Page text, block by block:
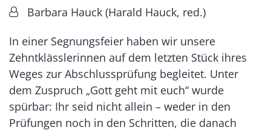
Von:Barbara Hauck (Harald Hauck, red.)
In einer Segnungsfeier haben wir unsere
Zehntklässlerinnen auf dem letzten Stück ihres
Weges zur Abschlussprüfung begleitet. Unter
dem Zuspruch „Gott geht mit euch“ wurde
spürbar: Ihr seid nicht allein – weder in den
Prüfungen noch in den Schritten, die danach